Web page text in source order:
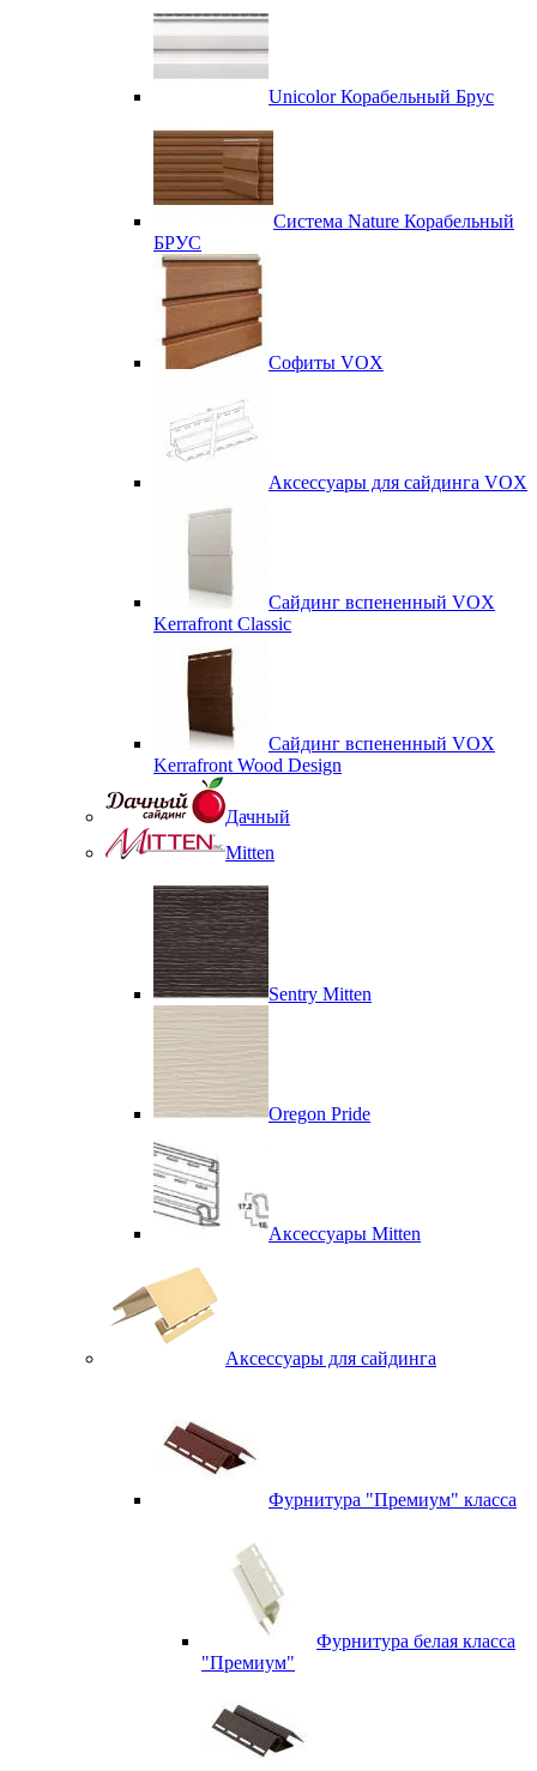
Unicolor Корабельный Брус
Система Nature Корабельный
БРУС
Софиты VOX
Аксессуары для сайдинга VOX
Сайдинг вспененный VOX
Kerrafront Classic
Сайдинг вспененный VOX
Kerrafront Wood Design
Дачный
Mitten
Sentry Mitten
Oregon Pride
Аксессуары Mitten
Аксессуары для сайдинга
Фурнитура "Премиум" класса
Фурнитура белая класса
"Премиум"